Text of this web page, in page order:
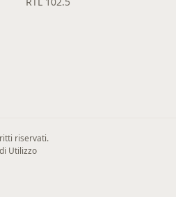
riservati.
Utilizzo